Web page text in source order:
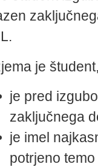
je
je pred
zaključnega
je imel
potrjeno